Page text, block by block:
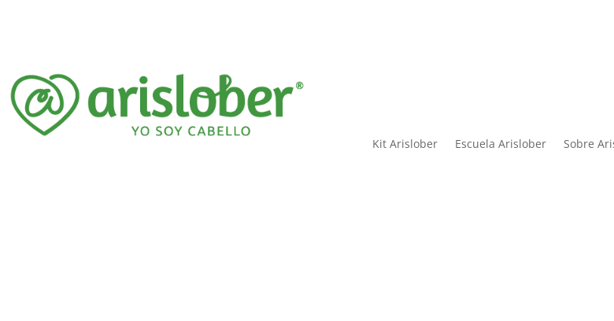
Kit Arislober Escuela Arislober Sobre